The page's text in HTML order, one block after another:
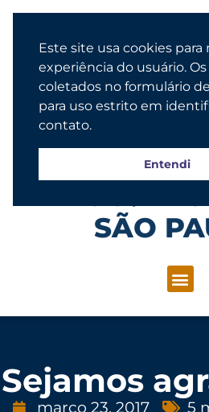
SÃO
Sejamos
março 23, 2017 5
Este site usa cookies para
experiência do usuário.
coletados no formulário
para uso estrito em
contato.
Entendi